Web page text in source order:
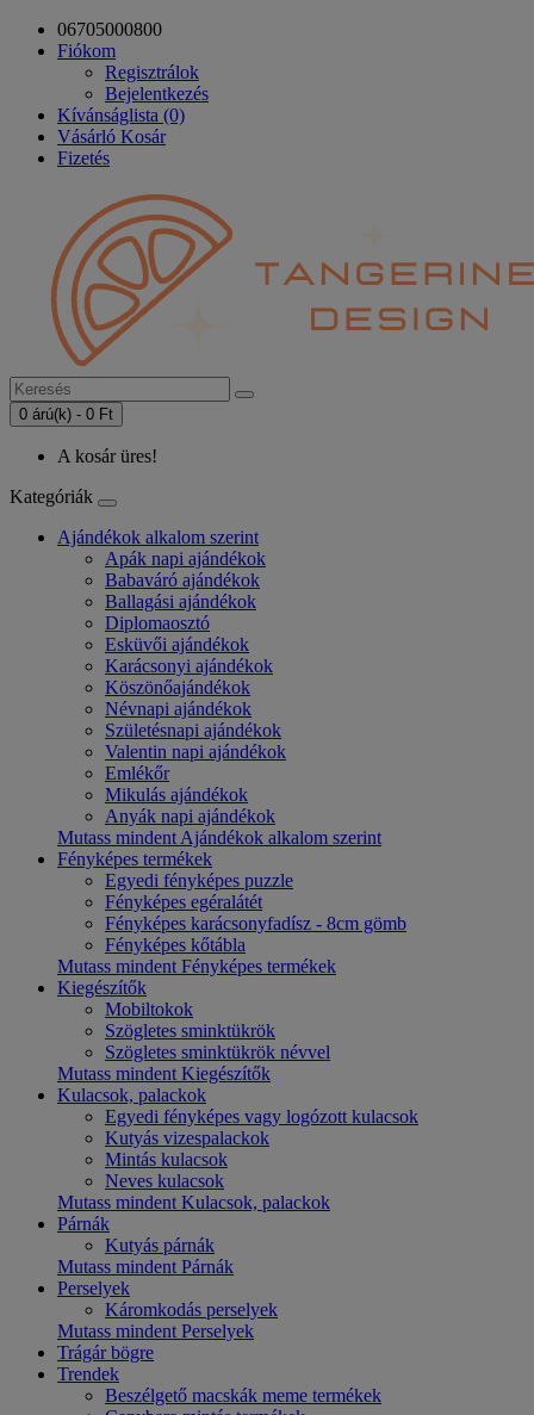
06705000800
Fiókom
Regisztrálok
Bejelentkezés
Kívánságlista (0)
Vásárló Kosár
Fizetés
0 árú(k) - 0 Ft
A kosár üres!
Kategóriák
Ajándékok alkalom szerint
Apák napi ajándékok
Babaváró ajándékok
Ballagási ajándékok
Diplomaosztó
Esküvői ajándékok
Karácsonyi ajándékok
Köszönőajándékok
Névnapi ajándékok
Születésnapi ajándékok
Valentin napi ajándékok
Emlékőr
Mikulás ajándékok
Anyák napi ajándékok
Mutass mindent Ajándékok alkalom szerint
Fényképes termékek
Egyedi fényképes puzzle
Fényképes egéralátét
Fényképes karácsonyfadísz - 8cm gömb
Fényképes kőtábla
Mutass mindent Fényképes termékek
Kiegészítők
Mobiltokok
Szögletes sminktükrök
Szögletes sminktükrök névvel
Mutass mindent Kiegészítők
Kulacsok, palackok
Egyedi fényképes vagy logózott kulacsok
Kutyás vizespalackok
Mintás kulacsok
Neves kulacsok
Mutass mindent Kulacsok, palackok
Párnák
Kutyás párnák
Mutass mindent Párnák
Perselyek
Káromkodás perselyek
Mutass mindent Perselyek
Trágár bögre
Trendek
Beszélgető macskák meme termékek